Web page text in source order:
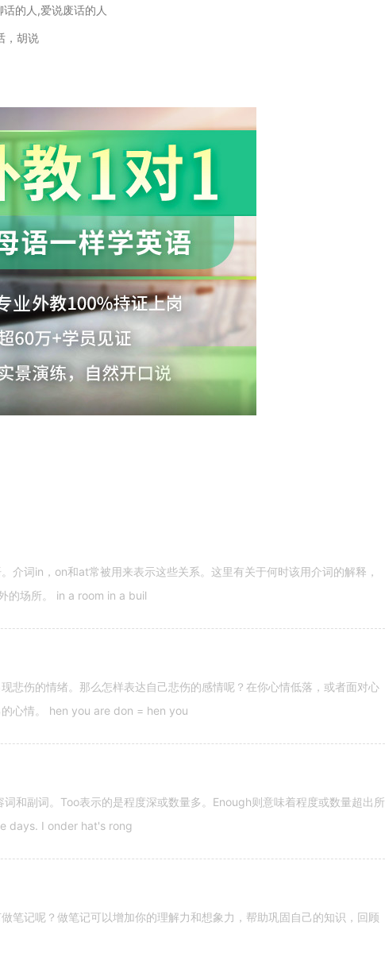
话的人,爱说废话的人
，胡说
介词in，on和at常被用来表示这些关系。这里有关于何时该用介词的解释，
的场所。 in a room in a buil
悲伤的情绪。那么怎样表达自己悲伤的感情呢？在你心情低落，或者面对心
心情。 hen you are don = hen you
和副词。Too表示的是程度深或数量多。Enough则意味着程度或数量超出所
days. I onder hat's rong
笔记呢？做笔记可以增加你的理解力和想象力，帮助巩固自己的知识，回顾